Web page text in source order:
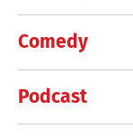
Comedy
Podcast